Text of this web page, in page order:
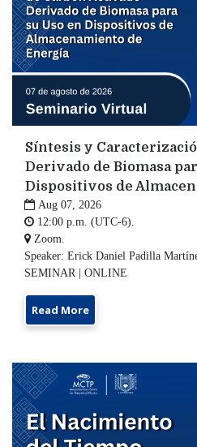
Síntesis y
Derivado de Biomasa
Dispositivos de
 Aug 07, 2026
 12:00 p.m. (UTC-6).
 Zoom.
Speaker: Erick Daniel Padilla
SEMINAR | ONLINE
Read More